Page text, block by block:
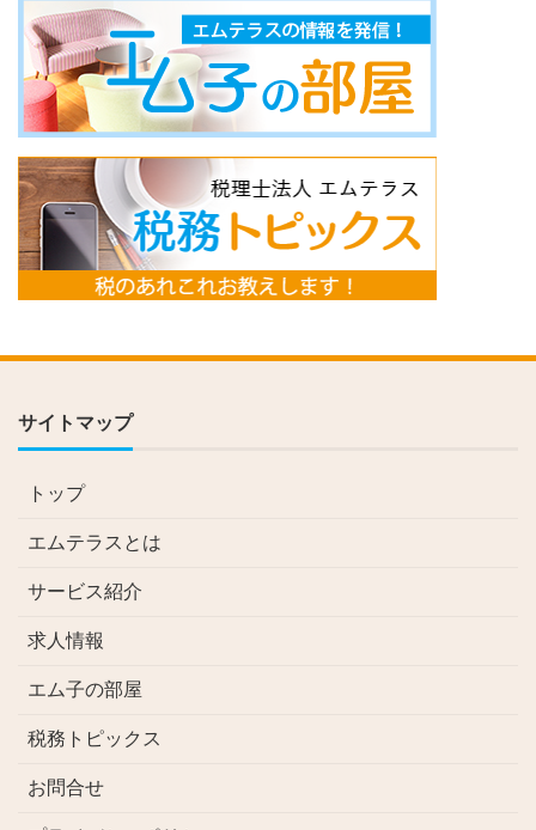
サイトマップ
トップ
エムテラスとは
サービス紹介
求人情報
エム子の部屋
税務トピックス
お問合せ